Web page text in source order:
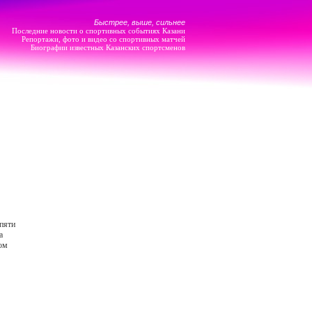
Быстрее, выше, сильнее
Последние новости о спортивных событиях Казани
Репортажи, фото и видео со спортивных матчей
Биографии известных Казанских спортсменов